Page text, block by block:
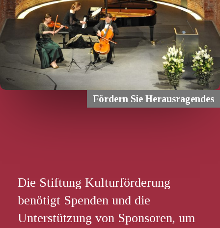
Fördern Sie Herausragendes
Die Stiftung Kulturförderung
benötigt Spenden und die
Unterstützung von Sponsoren, um